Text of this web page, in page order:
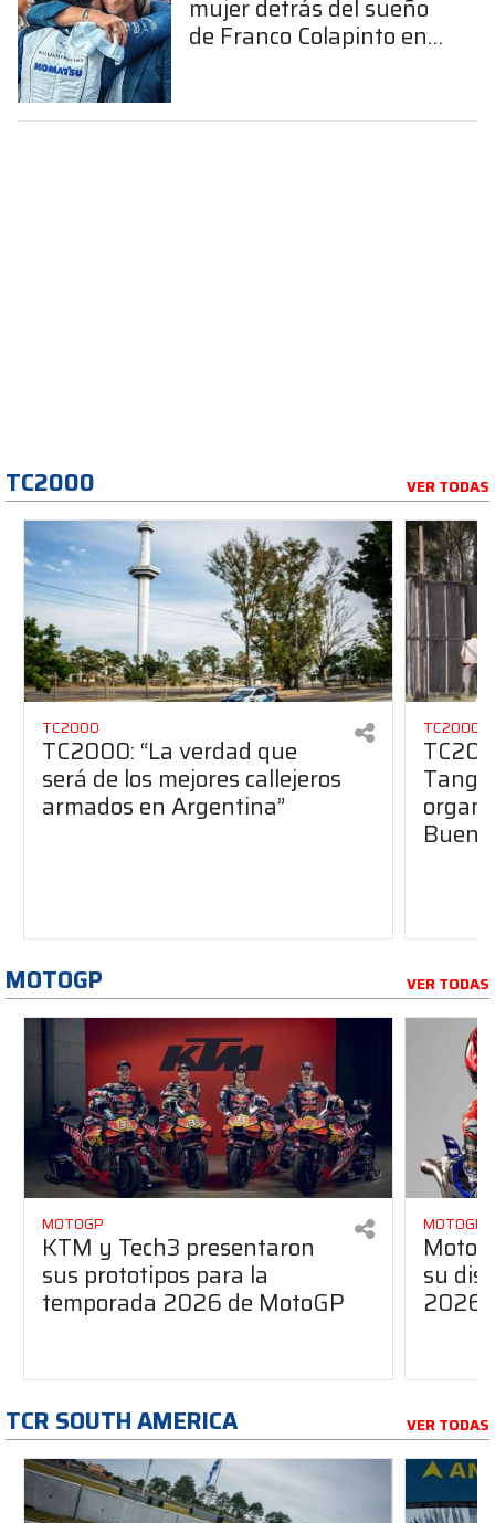
mujer detrás del sueño
de Franco Colapinto en
TC2000 VER TODAS
TC2000
TC2000: “La verdad que
será de los mejores callejeros
armados en Argentina”
TC2000
MOTOGP VER TODAS
MOTOGP
KTM y Tech3 presentaron
sus prototipos para la
temporada 2026 de MotoGP
MOTOGP
su
2026
TCR SOUTH AMERICA VER TODAS